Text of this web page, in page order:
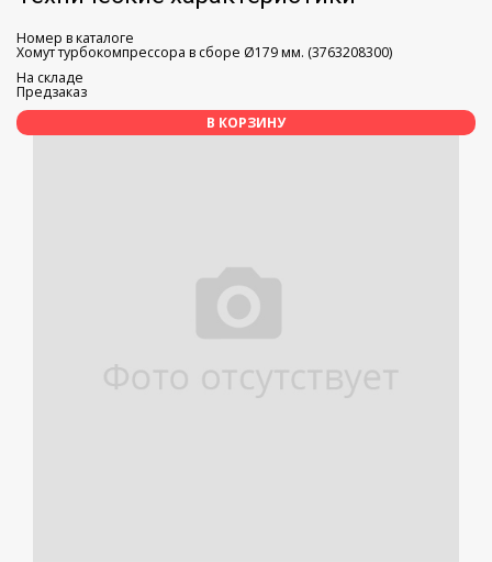
Номер в каталоге
Хомут турбокомпрессора в сборе Ø179 мм. (3763208300)
На складе
Предзаказ
В КОРЗИНУ